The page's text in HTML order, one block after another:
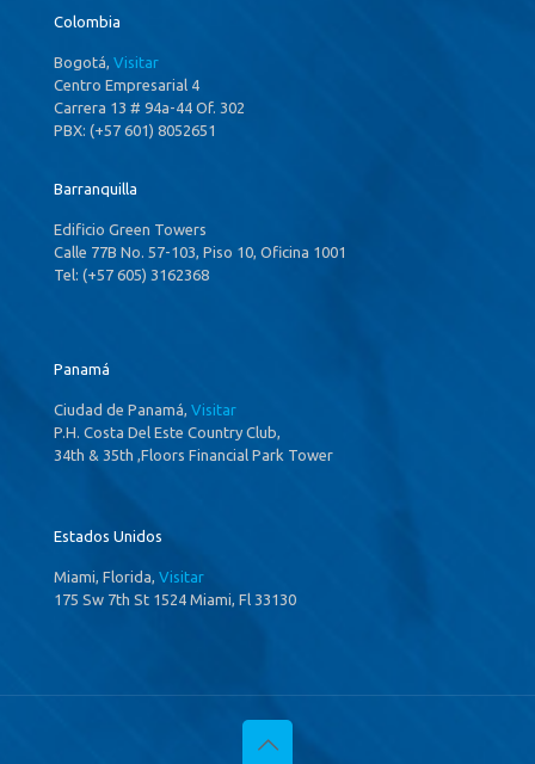
Colombia
Bogotá, Visitar
Centro Empresarial 4
Carrera 13 # 94a-44 Of. 302
PBX: (+57 601) 8052651
Barranquilla
Edificio Green Towers
Calle 77B No. 57-103, Piso 10, Oficina 1001
Tel: (+57 605) 3162368
Panamá
Ciudad de Panamá, Visitar
P.H. Costa Del Este Country Club,
34th & 35th ,Floors Financial Park Tower
Estados Unidos
Miami, Florida, Visitar
175 Sw 7th St 1524 Miami, Fl 33130